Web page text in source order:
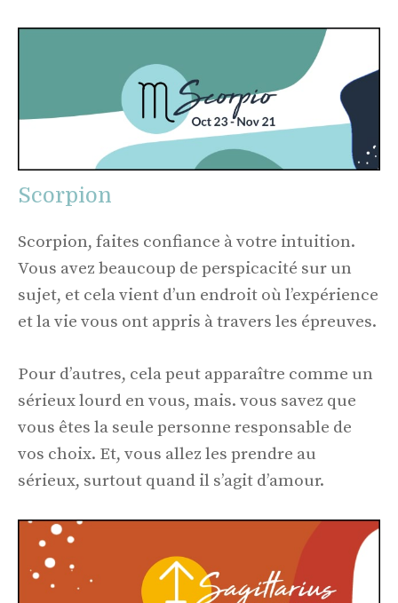
Scorpion
Scorpion, faites confiance à votre intuition.
Vous avez beaucoup de perspicacité sur un
sujet, et cela vient d’un endroit où l’expérience
et la vie vous ont appris à travers les épreuves.
Pour d’autres, cela peut apparaître comme un
sérieux lourd en vous, mais. vous savez que
vous êtes la seule personne responsable de
vos choix. Et, vous allez les prendre au
sérieux, surtout quand il s’agit d’amour.